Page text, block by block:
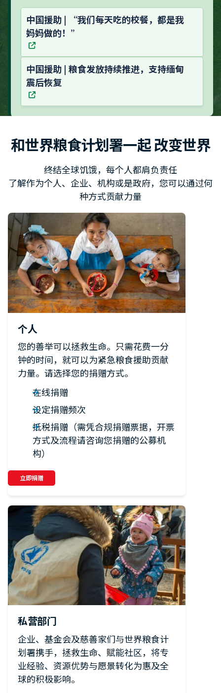
中国援助 | “我们每天吃的校餐，都是我
妈妈做的！”
中国援助 | 粮食发放持续推进，支持缅甸
震后恢复
和世界粮食计划署一起 改变世界
终结全球饥饿，每个人都肩负责任
了解作为个人、企业、机构或是政府，您可以通过何
种方式贡献力量
个人
您的善举可以拯救生命。只需花费一分
钟的时间，就可以为紧急粮食援助贡献
力量。请选择您的捐赠方式。
在线捐赠
设定捐赠频次
抵税捐赠（需凭合规捐赠票据，开票
方式及流程请咨询您捐赠的公募机
构）
立即捐赠
私营部门
企业、基金会及慈善家们与世界粮食计
划署携手，拯救生命、赋能社区，将专
业经验、资源优势与愿景转化为惠及全
球的积极影响。